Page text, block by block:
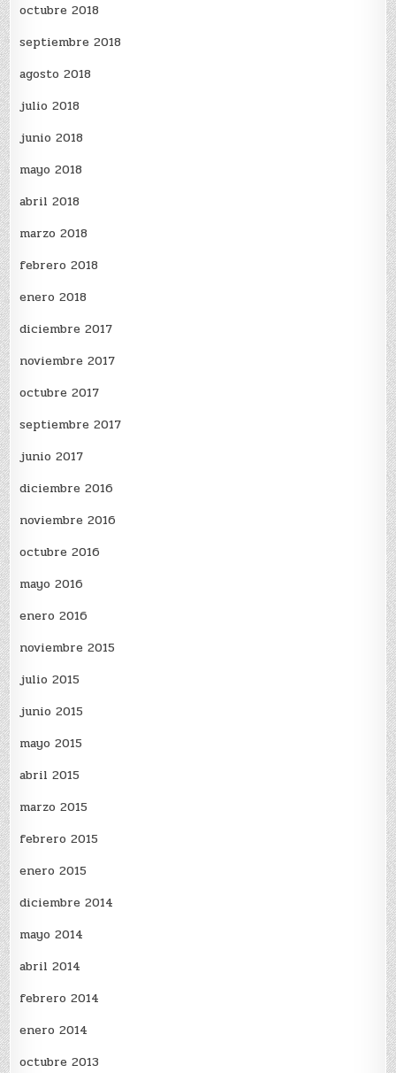
octubre 2018
septiembre 2018
agosto 2018
julio 2018
junio 2018
mayo 2018
abril 2018
marzo 2018
febrero 2018
enero 2018
diciembre 2017
noviembre 2017
octubre 2017
septiembre 2017
junio 2017
diciembre 2016
noviembre 2016
octubre 2016
mayo 2016
enero 2016
noviembre 2015
julio 2015
junio 2015
mayo 2015
abril 2015
marzo 2015
febrero 2015
enero 2015
diciembre 2014
mayo 2014
abril 2014
febrero 2014
enero 2014
octubre 2013